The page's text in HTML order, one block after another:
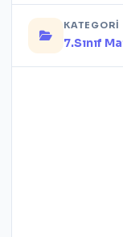
KATEGORI
7.Sınıf